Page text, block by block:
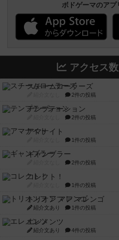
ボドゲーマのアプ
アクセス
スチームローラーズ
2件の投稿
テンプテーション
2件の投稿
アマナイト
1件の投稿
ギャンブラー
2件の投稿
コレクト！
1件の投稿
トリオンフ ア マレンゴ
紹介文あり 1件の投稿
エレメンツ
紹介文あり 4件の投稿